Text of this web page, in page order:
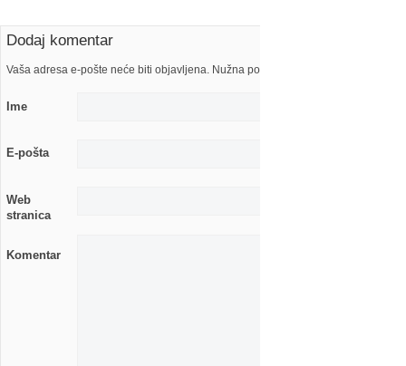
Dodaj komentar
Vaša adresa e-pošte neće biti objavljena. Nužna polja su označena s
Ime
E-pošta
Web
stranica
Komentar